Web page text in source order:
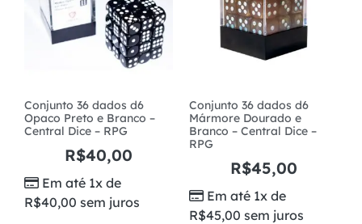
Conjunto 36 dados d6
Opaco Preto e Branco –
Central Dice – RPG
R$40,00
Em até 1x de
R$40,00 sem juros
Conjunto 36 dados d6
Mármore Dourado e
Branco – Central Dice –
RPG
R$45,00
Em até 1x de
R$45,00 sem juros